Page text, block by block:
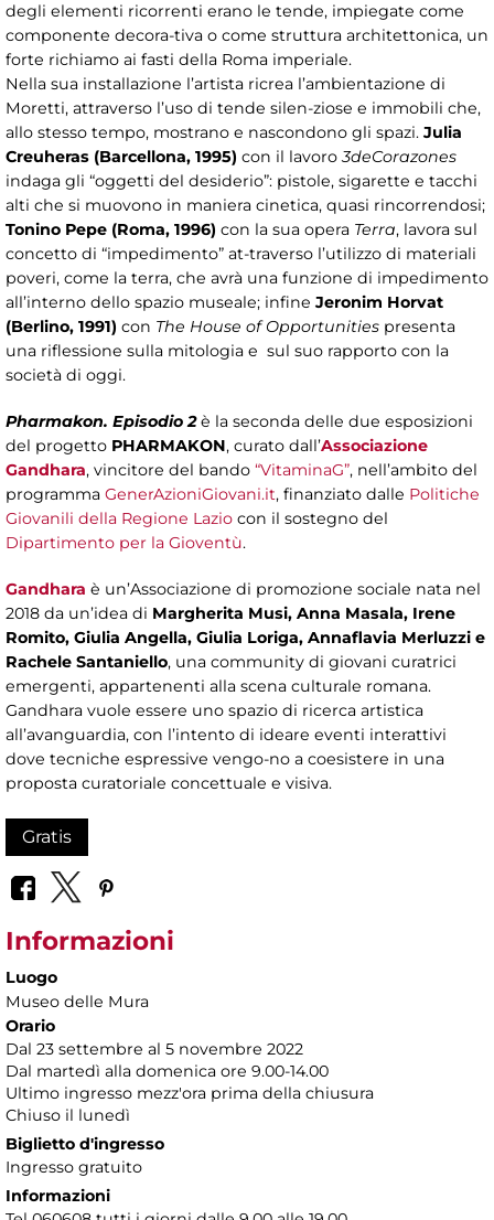
degli elementi ricorrenti erano le tende, impiegate come
componente decora-tiva o come struttura architettonica, un
forte richiamo ai fasti della Roma imperiale.
Nella sua installazione l’artista ricrea l’ambientazione di
Moretti, attraverso l’uso di tende silen-ziose e immobili che,
allo stesso tempo, mostrano e nascondono gli spazi. Julia
Creuheras (Barcellona, 1995) con il lavoro3deCorazones
indaga gli “oggetti del desiderio”: pistole, sigarette e tacchi
alti che si muovono in maniera cinetica, quasi rincorrendosi;
Tonino Pepe (Roma, 1996) con la sua opera Terra, lavora sul
concetto di “impedimento” at-traverso l’utilizzo di materiali
poveri, come la terra, che avrà una funzione di impedimento
all’interno dello spazio museale; infine Jeronim Horvat
(Berlino, 1991) con The House of Opportunities presenta
una riflessione sulla mitologia e sul suo rapporto con la
società di oggi.
Pharmakon. Episodio 2è la seconda delle due esposizioni
del progetto PHARMAKON, curato dall’Associazione
Gandhara, vincitore del bando “VitaminaG”, nell’ambito del
programma GenerAzioniGiovani.it, finanziato dalle Politiche
Giovanili della Regione Lazio con il sostegno del
Dipartimento per la Gioventù.
Gandhara è un’Associazione di promozione sociale nata nel
2018 da un’idea di Margherita Musi, Anna Masala, Irene
Romito, Giulia Angella, Giulia Loriga, Annaflavia Merluzzi e
Rachele Santaniello, una community di giovani curatrici
emergenti, appartenenti alla scena culturale romana.
Gandhara vuole essere uno spazio di ricerca artistica
all’avanguardia, con l’intento di ideare eventi interattivi
dove tecniche espressive vengo-no a coesistere in una
proposta curatoriale concettuale e visiva.
Gratis
Informazioni
Luogo
Museo delle Mura
Orario
Dal 23 settembre al 5 novembre 2022
Dal martedì alla domenica ore 9.00-14.00
Ultimo ingresso mezz'ora prima della chiusura
Chiuso il lunedì
Biglietto d'ingresso
Ingresso gratuito
Informazioni